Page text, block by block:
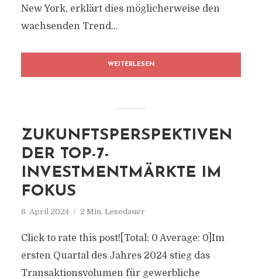
New York, erklärt dies möglicherweise den
wachsenden Trend...
WEITERLESEN
ZUKUNFTSPERSPEKTIVEN
DER TOP-7-
INVESTMENTMÄRKTE IM
FOKUS
8. April 2024 2 Min. Lesedauer
Click to rate this post![Total: 0 Average: 0]Im
ersten Quartal des Jahres 2024 stieg das
Transaktionsvolumen für gewerbliche